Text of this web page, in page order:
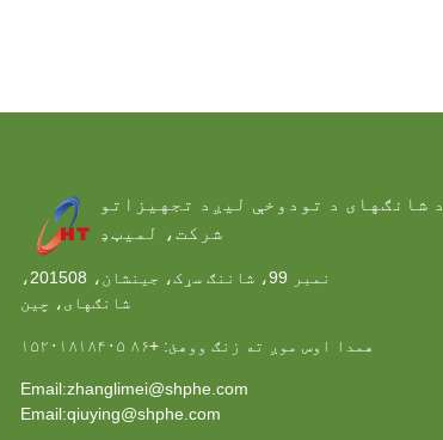
د شانګهای د تودوخې لیږد تجهیزاتو
شرکت، لمیټډ
نمبر 99، شاننګ سړک، جينشان، 201508،
شانګهای، چين
همدا اوس موږ ته زنګ ووهئ: +۸۶ ۱۵۲۰۱۸۱۸۴۰۵
Email:zhanglimei@shphe.com
Email:qiuying@shphe.com